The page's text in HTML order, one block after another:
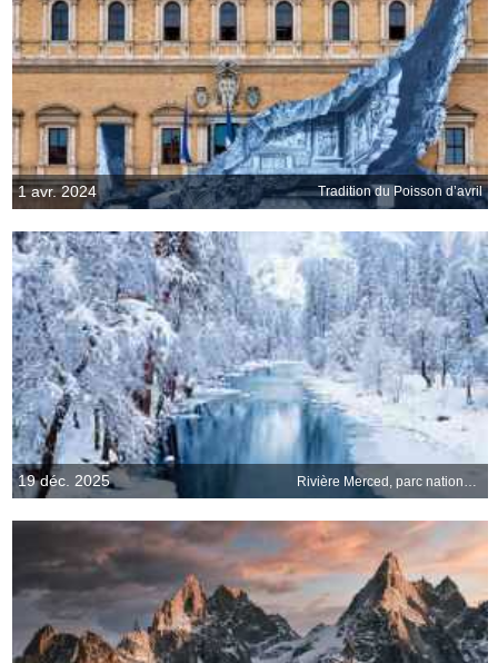
1 avr. 2024 Tradition du Poisson d’avril
19 déc. 2025